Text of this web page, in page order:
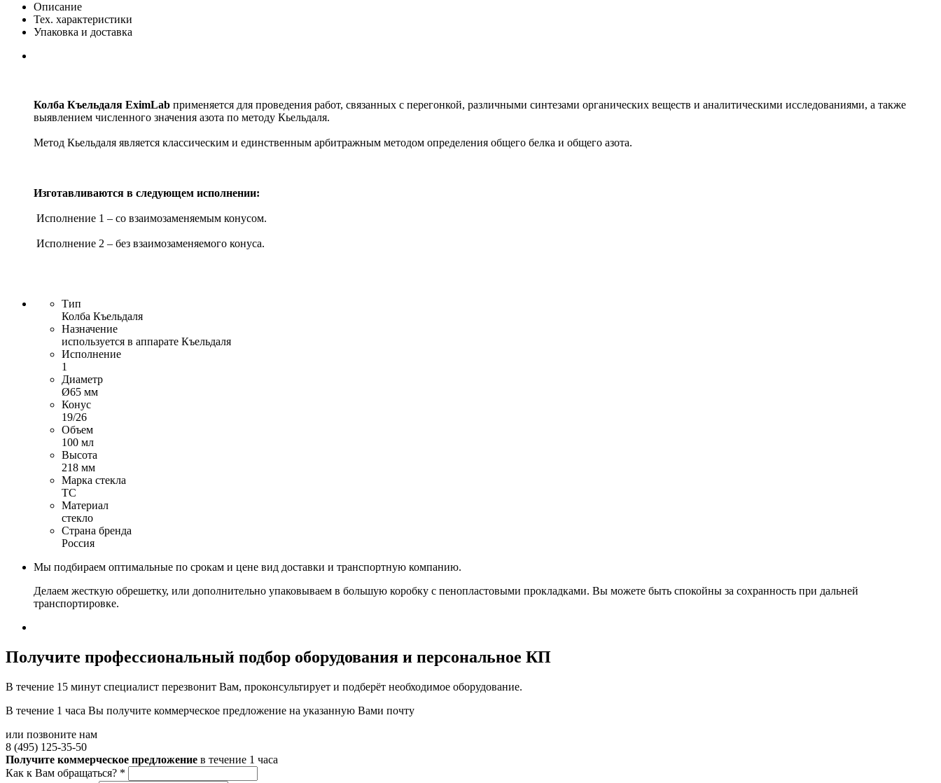
Описание
Тех. характеристики
Упаковка и доставка
Колба Къельдаля EximLab применяется для проведения работ, связанных с перегонкой, различными синтезами органических веществ и аналитическими исследованиями, а также
выявлением численного значения азота по методу Кьельдаля.
Метод Кьельдаля является классическим и единственным арбитражным методом определения общего белка и общего азота.
Изготавливаются в следующем исполнении:
Исполнение 1 – со взаимозаменяемым конусом.
Исполнение 2 – без взаимозаменяемого конуса.
Тип
Колба Къельдаля
Назначение
используется в аппарате Къельдаля
Исполнение
1
Диаметр
Ø65 мм
Конус
19/26
Объем
100 мл
Высота
218 мм
Марка стекла
ТС
Материал
стекло
Страна бренда
Россия
Мы подбираем оптимальные по срокам и цене вид доставки и транспортную компанию.
Делаем жесткую обрешетку, или дополнительно упаковываем в большую коробку с пенопластовыми прокладками. Вы можете быть спокойны за сохранность при дальней
транспортировке.
Получите профессиональный подбор оборудования и персональное КП
В течение 15 минут специалист перезвонит Вам, проконсультирует и подберёт необходимое оборудование.
В течение 1 часа Вы получите коммерческое предложение на указанную Вами почту
или позвоните нам
8 (495) 125-35-50
Получите коммерческое предложение в течение 1 часа
Как к Вам обращаться? *